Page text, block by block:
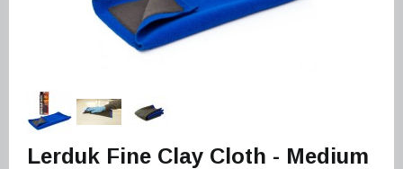
Lerduk Fine Clay Cloth - Medium